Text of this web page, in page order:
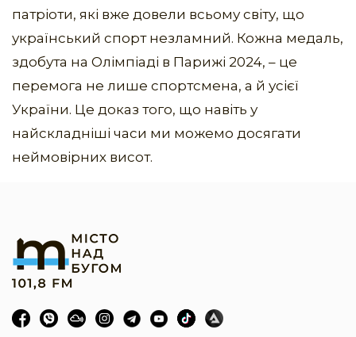
патріоти, які вже довели всьому світу, що
український спорт незламний. Кожна медаль,
здобута на Олімпіаді в Парижі 2024, – це
перемога не лише спортсмена, а й усієї
України. Це доказ того, що навіть у
найскладніші часи ми можемо досягати
неймовірних висот.